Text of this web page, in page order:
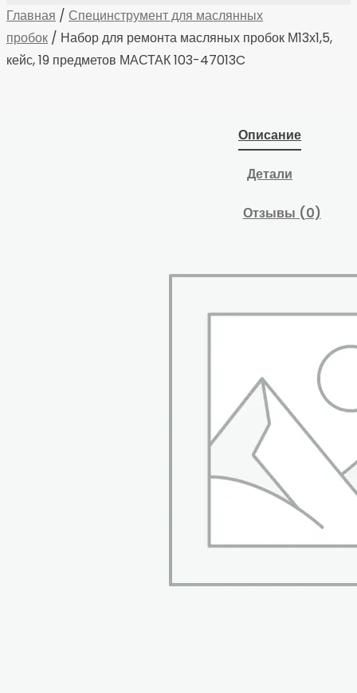
Главная / Специнструмент для маслянных
пробок / Набор для ремонта масляных пробок М13х1,5,
кейс, 19 предметов МАСТАК 103-47013C
Описание
Детали
Отзывы (0)
Предназначен для
маслосливного
отверстия в картере
двигателя автомобиля.
Комплектация
• Метчик М13х1,5 – 1 шт